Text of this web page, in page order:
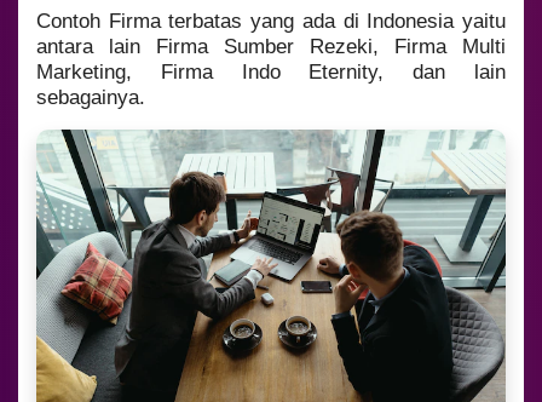
Contoh Firma terbatas yang ada di Indonesia yaitu
antara lain Firma Sumber Rezeki, Firma Multi
Marketing, Firma Indo Eternity, dan lain
sebagainya.